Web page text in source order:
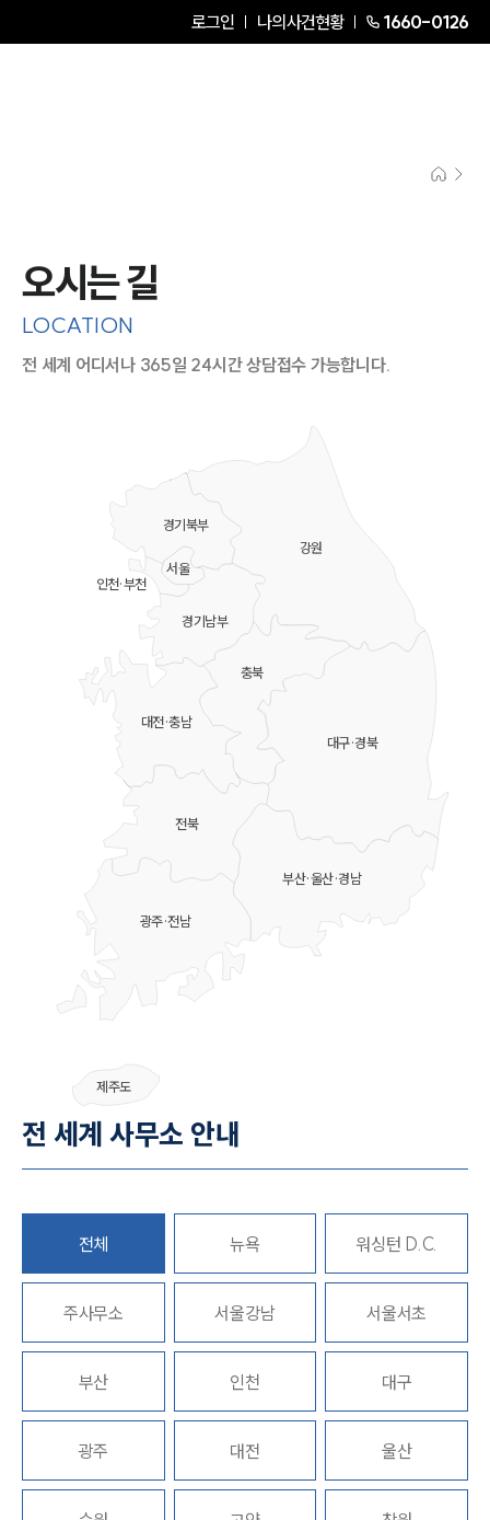
로그인 나의사건현황 1660-0126
오시는 길
LOCATION
전 세계 어디서나 365일 24시간 상담접수 가능합니다.
강원
충북
대전·충남
대구·경북
부산·울산·경남
전북
광주·전남
제주도
경기북부
경기남부
서울
인천·부천
전 세계 사무소 안내
전체 뉴욕 워싱턴 D.C.
주사무소 서울강남 서울서초
부산 인천 대구
광주 대전 울산